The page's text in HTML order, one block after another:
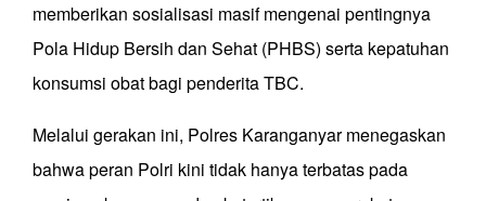
memberikan sosialisasi masif mengenai pentingnya
Pola Hidup Bersih dan Sehat (PHBS) serta kepatuhan
konsumsi obat bagi penderita TBC.
Melalui gerakan ini, Polres Karanganyar menegaskan
bahwa peran Polri kini tidak hanya terbatas pada